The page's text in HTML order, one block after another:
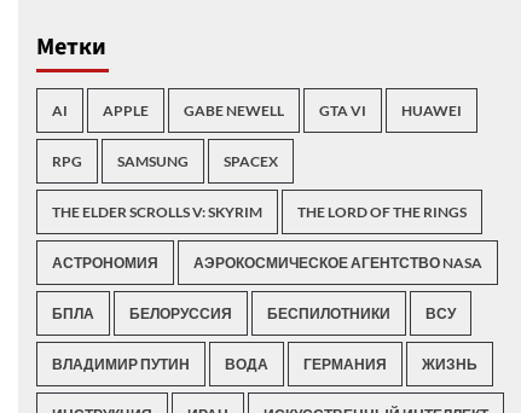
Метки
AI APPLE GABE NEWELL GTA VI HUAWEI
RPG SAMSUNG SPACEX
THE ELDER SCROLLS V: SKYRIM THE LORD OF THE RINGS
АСТРОНОМИЯ АЭРОКОСМИЧЕСКОЕ АГЕНТСТВО NASA
БПЛА БЕЛОРУССИЯ БЕСПИЛОТНИКИ ВСУ
ВЛАДИМИР ПУТИН ВОДА ГЕРМАНИЯ ЖИЗНЬ